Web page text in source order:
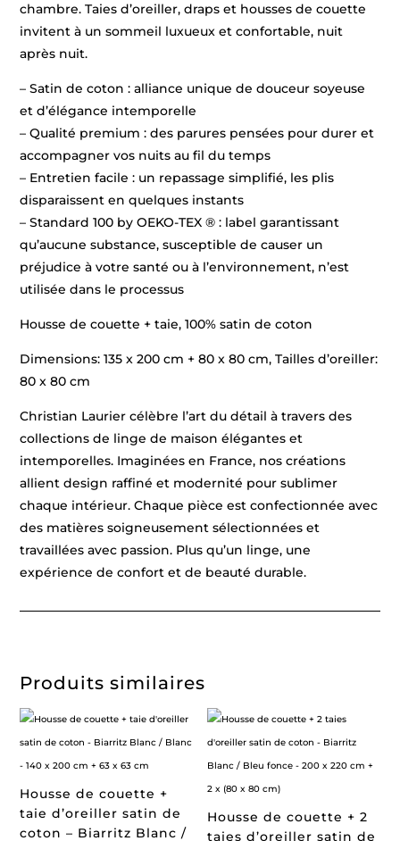
80
cm
chambre. Taies d’oreiller, draps et housses de couette
invitent à un sommeil luxueux et confortable, nuit
après nuit.
– Satin de coton : alliance unique de douceur soyeuse
et d’élégance intemporelle
– Qualité premium : des parures pensées pour durer et
accompagner vos nuits au fil du temps
– Entretien facile : un repassage simplifié, les plis
disparaissent en quelques instants
– Standard 100 by OEKO-TEX ® : label garantissant
qu’aucune substance, susceptible de causer un
préjudice à votre santé ou à l’environnement, n’est
utilisée dans le processus
Housse de couette + taie, 100% satin de coton
Dimensions: 135 x 200 cm + 80 x 80 cm, Tailles d’oreiller:
80 x 80 cm
Christian Laurier célèbre l’art du détail à travers des
collections de linge de maison élégantes et
intemporelles. Imaginées en France, nos créations
allient design raffiné et modernité pour sublimer
chaque intérieur. Chaque pièce est confectionnée avec
des matières soigneusement sélectionnées et
travaillées avec passion. Plus qu’un linge, une
expérience de confort et de beauté durable.
Produits similaires
Housse de couette +
taie d’oreiller satin de
coton – Biarritz Blanc /
Housse de couette + 2
taies d’oreiller satin de